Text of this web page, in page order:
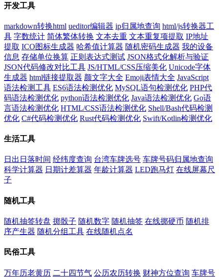
开发工具
markdown转换html ueditor编辑器 ip归属地查询 html/js转换器工
具 字数统计 简体繁体转换 文本去重 文本重复项提取 IP地址
提取 ICO图标生成器 哈希值计算器 随机密码生成器 我的设备
信息 存储单位换算 正则表达式测试 JSON格式化解析与验证
JSON代码修改对比工具 JS/HTML/CSS压缩美化 Unicode字体
生成器 html链接提取器 颜文字大全 Emoji表情大全 JavaScript
语法检测工具 ES6语法检测优化 MySQL语句检测优化 PHP代
码语法检测优化 python语法检测优化 Java语法检测优化 Go语
言语法检测优化 HTML/CSS语法检测优化 Shell/Bash代码检测
优化 C#代码检测优化 Rust代码检测优化 Swift/Kotlin检测优化
生活工具
日出日落时间 经纬度查询 台湾车牌选号 车牌号码归属地查询
科学计算器 日期计差算器 年龄计算器 LED跑马灯 在线屏幕尺
子
随机工具
随机抽签转盘 掷骰子 随机数字 随机抽签 在线掷硬币 随机排
序产生器 随机分组工具 在线随机点名
民俗工具
万年历老黄历 二十四节气 公历农历转换 财神方位查询 车牌号